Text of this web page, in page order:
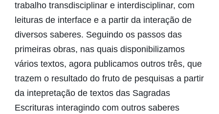
trabalho transdisciplinar e interdisciplinar, com
leituras de interface e a partir da interação de
diversos saberes. Seguindo os passos das
primeiras obras, nas quais disponibilizamos
vários textos, agora publicamos outros três, que
trazem o resultado do fruto de pesquisas a partir
da intepretação de textos das Sagradas
Escrituras interagindo com outros saberes